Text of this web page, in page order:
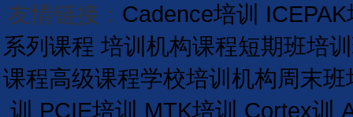
友情链接： Cadence培训
系列课程 培训机构课程短期班培训
课程高级课程学校培训 机构周末班
训 PCIE培训 MTK培训 Cortex训